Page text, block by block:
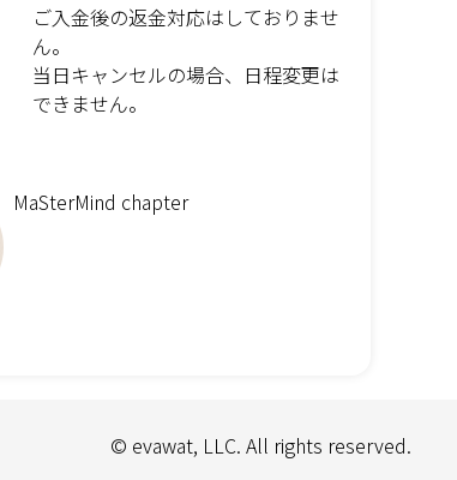
ご入金後の返金対応はしておりませ
ん。
当日キャンセルの場合、日程変更は
できません。
MaSterMind chapter
© evawat, LLC. All rights reserved.